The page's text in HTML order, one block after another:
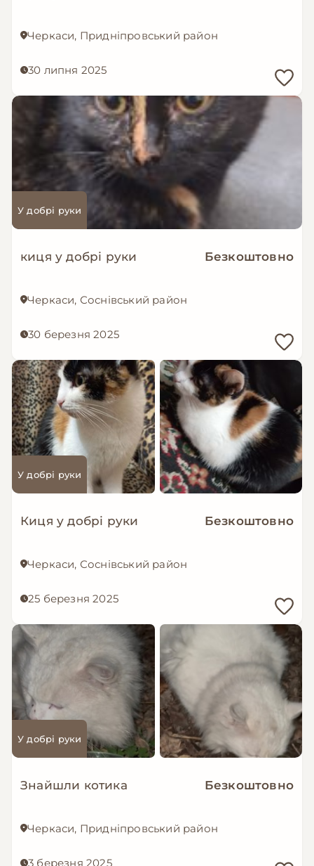
Черкаси, Придніпровський район
30 липня 2025
У добрі руки
киця у добрі руки Безкоштовно
Черкаси, Соснівський район
30 березня 2025
У добрі руки
Киця у добрі руки Безкоштовно
Черкаси, Соснівський район
25 березня 2025
У добрі руки
Знайшли котика Безкоштовно
Черкаси, Придніпровський район
3 березня 2025